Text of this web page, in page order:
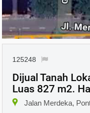
125248
Dijual Tanah
Luas 827 m2.
Jalan Merdeka,